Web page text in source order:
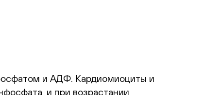
и АДФ. Кардиомиоциты и
и при возрастании